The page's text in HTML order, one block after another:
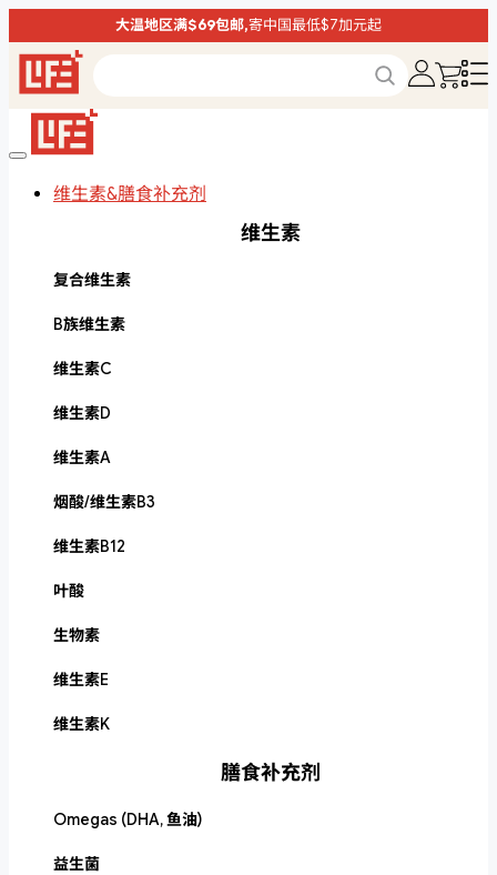
大温地区满$69包邮,寄中国最低$7加元起
维生素&膳食补充剂
维生素
复合维生素
B族维生素
维生素C
维生素D
维生素A
烟酸/维生素B3
维生素B12
叶酸
生物素
维生素E
维生素K
膳食补充剂
Omegas (DHA, 鱼油)
益生菌